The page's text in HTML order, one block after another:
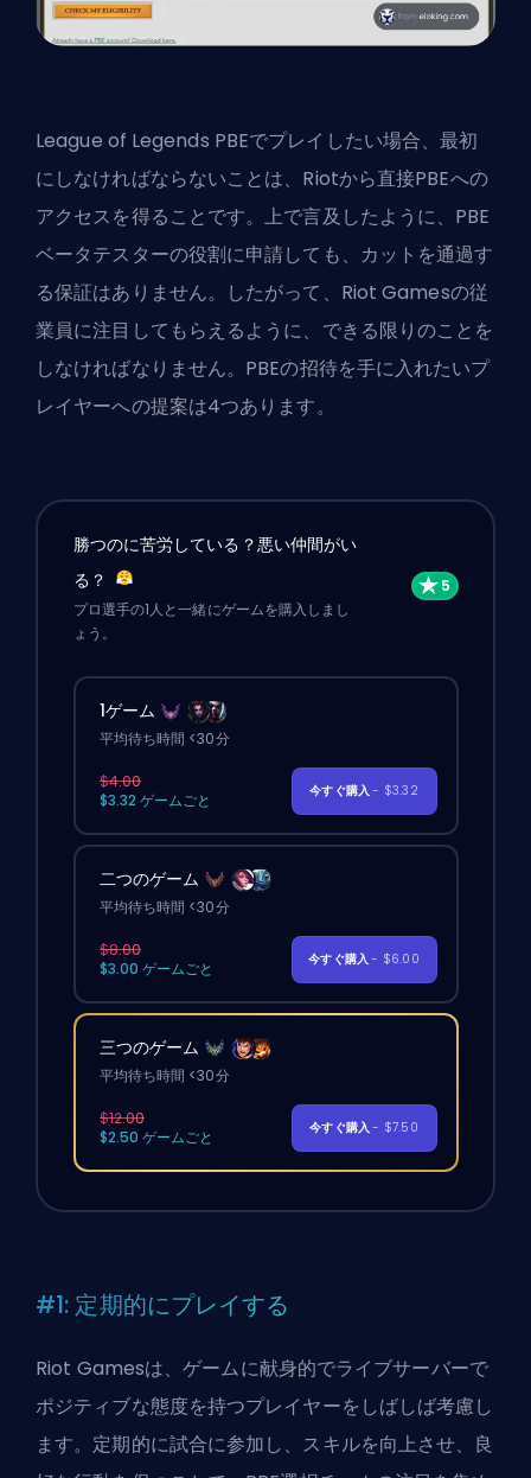
League of Legends PBEでプレイしたい場合、最初
にしなければならないことは、Riotから直接PBEへの
アクセスを得ることです。上で言及したように、PBE
ベータテスターの役割に申請しても、カットを通過す
る保証はありません。したがって、Riot Gamesの従
業員に注目してもらえるように、できる限りのことを
しなければなりません。PBEの招待を手に入れたいプ
レイヤーへの提案は4つあります。
勝つのに苦労している？悪い仲間がい
る？
プロ選手の1人と一緒にゲームを購入しまし
ょう。
1ゲーム
平均待ち時間 <30分
$4.00
$3.32 ゲームごと
今すぐ購入- $3.32
二つのゲーム
平均待ち時間 <30分
$8.00
$3.00 ゲームごと
今すぐ購入- $6.00
三つのゲーム
平均待ち時間 <30分
$12.00
$2.50 ゲームごと
今すぐ購入- $7.50
#1: 定期的にプレイする
Riot Gamesは、ゲームに献身的でライブサーバーで
ポジティブな態度を持つプレイヤーをしばしば考慮し
ます。定期的に試合に参加し、スキルを向上させ、良